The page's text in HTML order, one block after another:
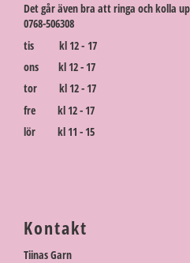
Det går även bra att ringa och kolla
0768-506308
tis kl 12 - 17
ons kl 12 - 17
tor kl 12 - 17
fre kl 12 - 17
lör kl 11 - 15
Kontakt
Tiinas Garn